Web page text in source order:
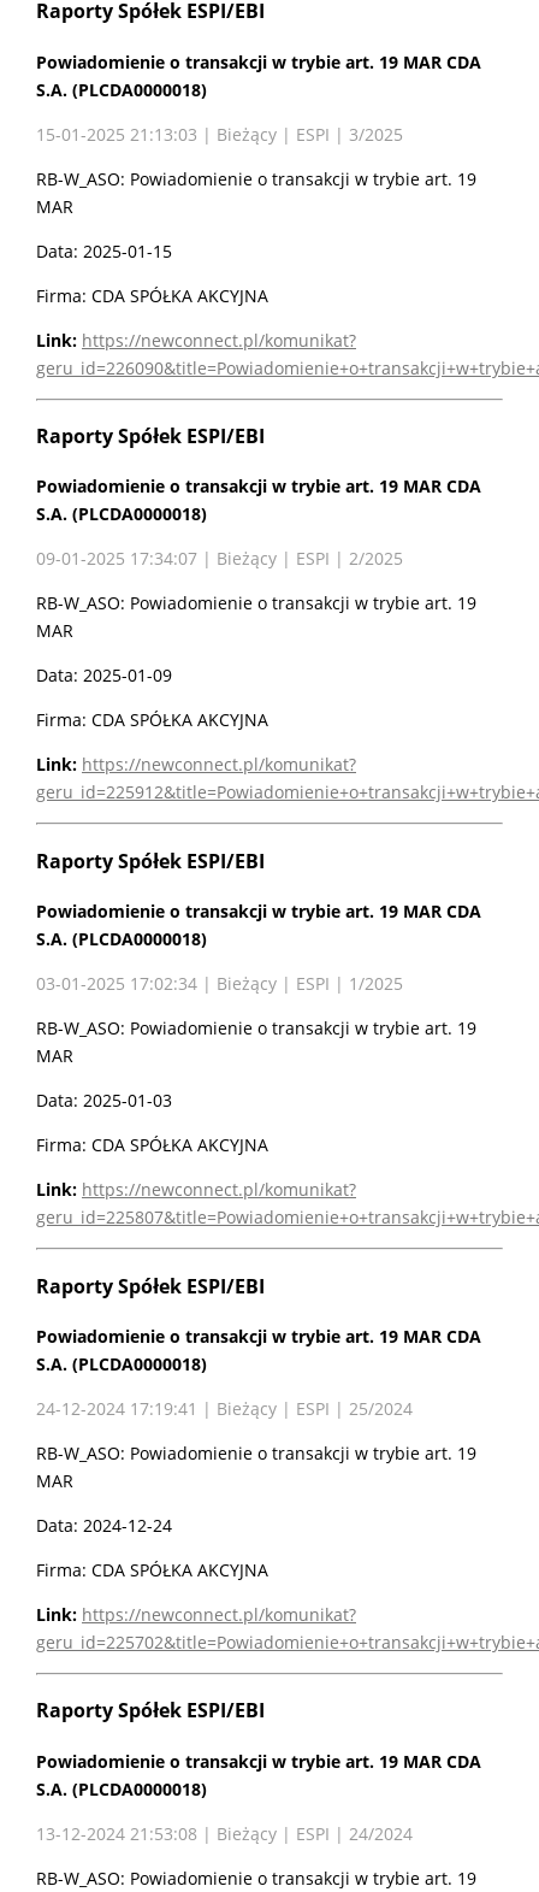
Raporty Spółek ESPI/EBI
Powiadomienie o transakcji w trybie art. 19 MAR CDA
S.A. (PLCDA0000018)
15-01-2025 21:13:03 | Bieżący | ESPI | 3/2025
RB-W_ASO: Powiadomienie o transakcji w trybie art. 19
MAR
Data: 2025-01-15
Firma: CDA SPÓŁKA AKCYJNA
Link: https://newconnect.pl/komunikat?
Raporty Spółek ESPI/EBI
Powiadomienie o transakcji w trybie art. 19 MAR CDA
S.A. (PLCDA0000018)
09-01-2025 17:34:07 | Bieżący | ESPI | 2/2025
RB-W_ASO: Powiadomienie o transakcji w trybie art. 19
MAR
Data: 2025-01-09
Firma: CDA SPÓŁKA AKCYJNA
Link: https://newconnect.pl/komunikat?
Raporty Spółek ESPI/EBI
Powiadomienie o transakcji w trybie art. 19 MAR CDA
S.A. (PLCDA0000018)
03-01-2025 17:02:34 | Bieżący | ESPI | 1/2025
RB-W_ASO: Powiadomienie o transakcji w trybie art. 19
MAR
Data: 2025-01-03
Firma: CDA SPÓŁKA AKCYJNA
Link: https://newconnect.pl/komunikat?
Raporty Spółek ESPI/EBI
Powiadomienie o transakcji w trybie art. 19 MAR CDA
S.A. (PLCDA0000018)
24-12-2024 17:19:41 | Bieżący | ESPI | 25/2024
RB-W_ASO: Powiadomienie o transakcji w trybie art. 19
MAR
Data: 2024-12-24
Firma: CDA SPÓŁKA AKCYJNA
Link: https://newconnect.pl/komunikat?
Raporty Spółek ESPI/EBI
Powiadomienie o transakcji w trybie art. 19 MAR CDA
S.A. (PLCDA0000018)
13-12-2024 21:53:08 | Bieżący | ESPI | 24/2024
RB-W_ASO: Powiadomienie o transakcji w trybie art. 19